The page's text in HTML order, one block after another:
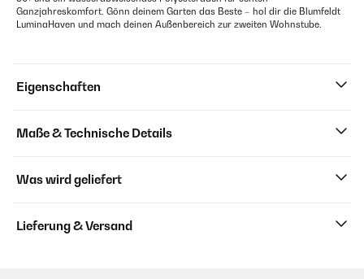
Ganzjahreskomfort. Gönn deinem Garten das Beste – hol dir die Blumfeldt
LuminaHaven und mach deinen Außenbereich zur zweiten Wohnstube.
Eigenschaften
Maße & Technische Details
Was wird geliefert
Lieferung & Versand